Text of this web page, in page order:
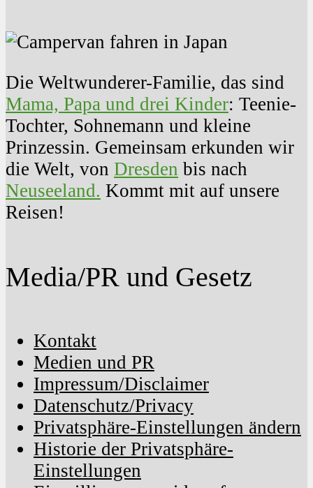
Die Weltwunderer-Familie, das sind
Mama, Papa und drei Kinder: Teenie-
Tochter, Sohnemann und kleine
Prinzessin. Gemeinsam erkunden wir
die Welt, von Dresden bis nach
Neuseeland. Kommt mit auf unsere
Reisen!
Media/PR und Gesetz
Kontakt
Medien und PR
Impressum/Disclaimer
Datenschutz/Privacy
Privatsphäre-Einstellungen ändern
Historie der Privatsphäre-
Einstellungen